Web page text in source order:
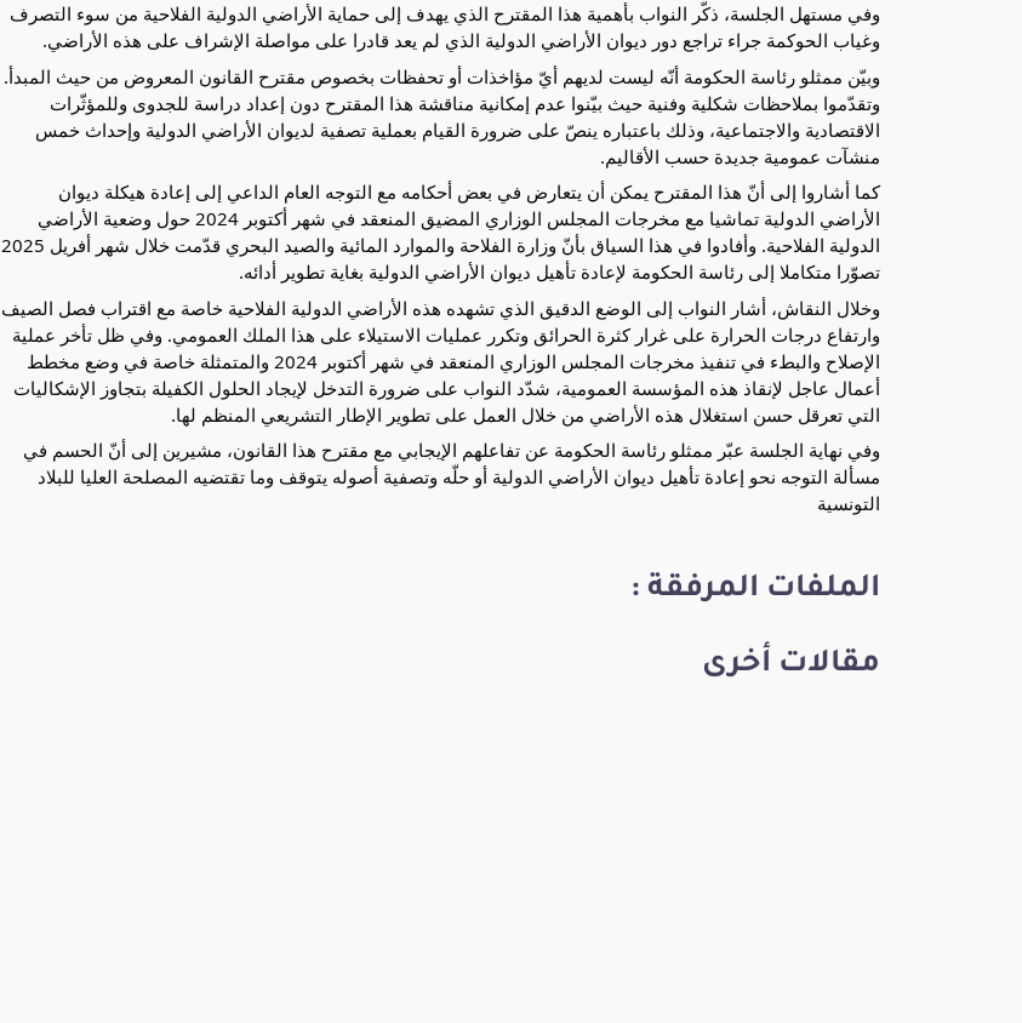
وفي مستهل الجلسة، ذكّر النواب بأهمية هذا المقترح الذي يهدف إلى حماية الأراضي الدولية الفلاحية من سوء التصرف
وغياب الحوكمة جراء تراجع دور ديوان الأراضي الدولية الذي لم يعد قادرا على مواصلة الإشراف على هذه الأراضي.
وبيّن ممثلو رئاسة الحكومة أنّه ليست لديهم أيّ مؤاخذات أو تحفظات بخصوص مقترح القانون المعروض من حيث المبدأ.
وتقدّموا بملاحظات شكلية وفنية حيث بيّنوا عدم إمكانية مناقشة هذا المقترح دون إعداد دراسة للجدوى وللمؤثّرات
الاقتصادية والاجتماعية، وذلك باعتباره ينصّ على ضرورة القيام بعملية تصفية لديوان الأراضي الدولية وإحداث خمس
منشآت عمومية جديدة حسب الأقاليم.
كما أشاروا إلى أنّ هذا المقترح يمكن أن يتعارض في بعض أحكامه مع التوجه العام الداعي إلى إعادة هيكلة ديوان
الأراضي الدولية تماشيا مع مخرجات المجلس الوزاري المضيق المنعقد في شهر أكتوبر 2024 حول وضعية الأراضي
الدولية الفلاحية. وأفادوا في هذا السياق بأنّ وزارة الفلاحة والموارد المائية والصيد البحري قدّمت خلال شهر أفريل 2025
تصوّرا متكاملا إلى رئاسة الحكومة لإعادة تأهيل ديوان الأراضي الدولية بغاية تطوير أدائه.
وخلال النقاش، أشار النواب إلى الوضع الدقيق الذي تشهده هذه الأراضي الدولية الفلاحية خاصة مع اقتراب فصل الصيف
وارتفاع درجات الحرارة على غرار كثرة الحرائق وتكرر عمليات الاستيلاء على هذا الملك العمومي. وفي ظل تأخر عملية
الإصلاح والبطء في تنفيذ مخرجات المجلس الوزاري المنعقد في شهر أكتوبر 2024 والمتمثلة خاصة في وضع مخطط
أعمال عاجل لإنقاذ هذه المؤسسة العمومية، شدّد النواب على ضرورة التدخل لإيجاد الحلول الكفيلة بتجاوز الإشكاليات
التي تعرقل حسن استغلال هذه الأراضي من خلال العمل على تطوير الإطار التشريعي المنظم لها.
وفي نهاية الجلسة عبّر ممثلو رئاسة الحكومة عن تفاعلهم الإيجابي مع مقترح هذا القانون، مشيرين إلى أنّ الحسم في
مسألة التوجه نحو إعادة تأهيل ديوان الأراضي الدولية أو حلّه وتصفية أصوله يتوقف وما تقتضيه المصلحة العليا للبلاد
التونسية
الملفات المرفقة :
مقالات أخرى